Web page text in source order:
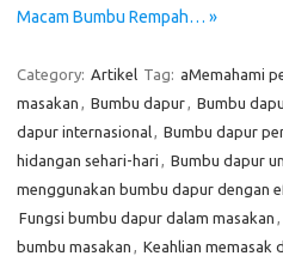
Macam Bumbu Rempah… »
Category: Artikel Tag: aMemahami
masakan , Bumbu dapur, Bumbu
dapur internasional, Bumbu dapur
hidangan sehari-hari , Bumbu dapur
menggunakan bumbu dapur dengan
Fungsi bumbu dapur dalam masakan ,
bumbu masakan , Keahlian memasak